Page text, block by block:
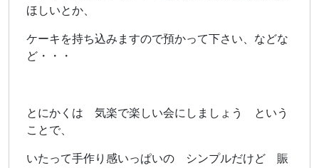
ほしいとか、
ケーキを持ち込みますので預かって下さい、などな
ど・・・
とにかくは 気楽で楽しい会にしましょう という
ことで、
いたって手作り感いっぱいの シンプルだけど 賑